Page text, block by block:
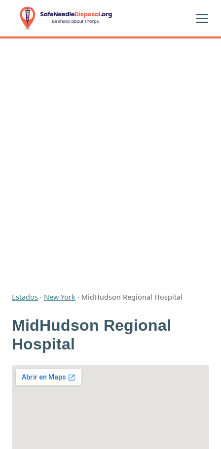
Estados · New York · MidHudson Regional Hospital
MidHudson Regional
Hospital